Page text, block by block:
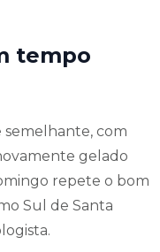
tempo
semelhante, com
gelado
repete o bom
Sul de Santa